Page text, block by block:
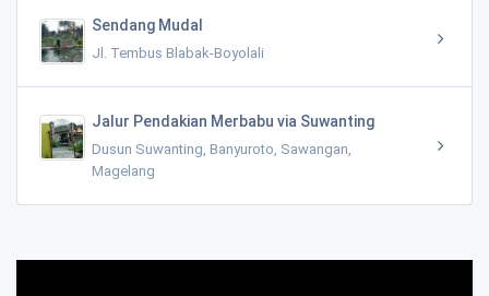
Sendang Mudal
Jl. Tembus Blabak-Boyolali
Jalur Pendakian Merbabu via Suwanting
Dusun Suwanting, Banyuroto, Sawangan,
Magelang